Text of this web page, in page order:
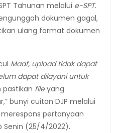
Tahunan melalui e-SPT.
dokumen gagal,
ulang format dokumen
Maaf, upload tidak dapat
dapat dilayani untuk
pastikan fileyang
bunyi cuitan DJP melalui
pertanyaan
Senin (25/4/2022).